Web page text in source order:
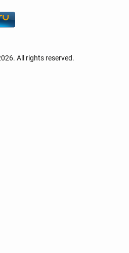
All rights reserved.